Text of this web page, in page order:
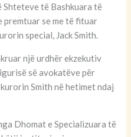
të Bashkuara të
premtuar se me të fituar
special, Jack Smith.
një urdhër ekzekutiv
së avokatëve për
Smith në hetimet ndaj
Dhomat e Specializuara të